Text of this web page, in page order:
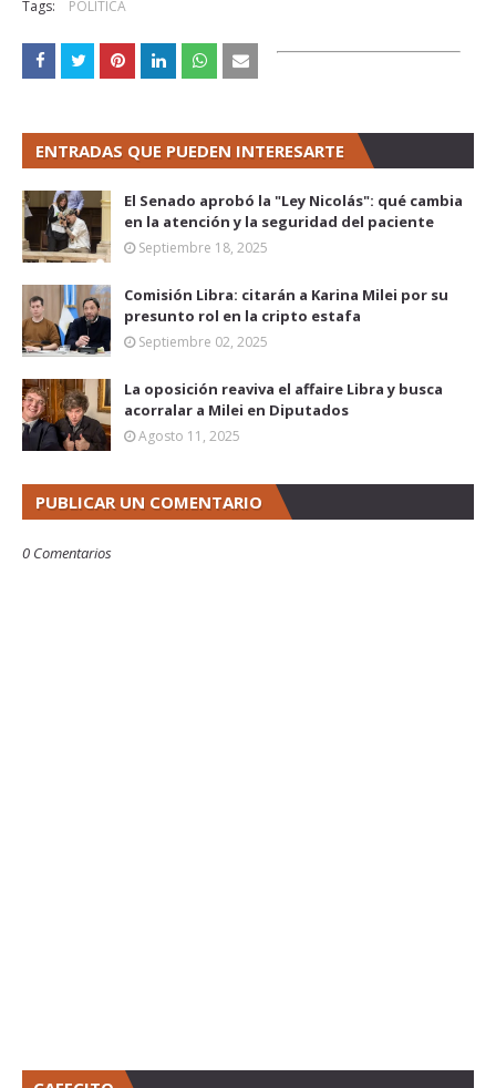
Tags: POLÍTICA
ENTRADAS QUE PUEDEN INTERESARTE
El Senado aprobó la "Ley Nicolás": qué cambia
en la atención y la seguridad del paciente
Septiembre 18, 2025
Comisión Libra: citarán a Karina Milei por su
presunto rol en la cripto estafa
Septiembre 02, 2025
La oposición reaviva el affaire Libra y busca
acorralar a Milei en Diputados
Agosto 11, 2025
PUBLICAR UN COMENTARIO
0 Comentarios